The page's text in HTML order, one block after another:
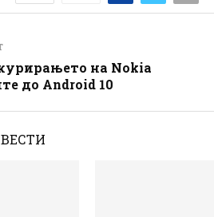
на Nokia
до Android 10